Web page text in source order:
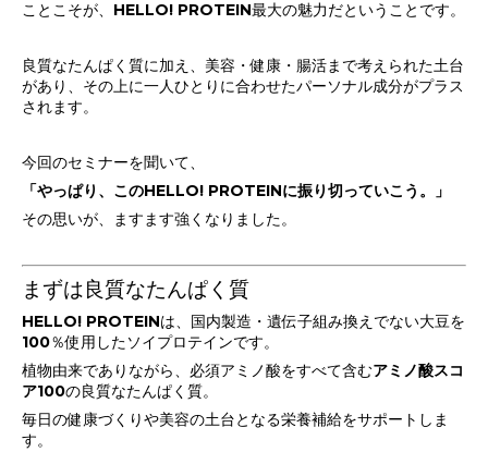
ことこそが、HELLO! PROTEIN最大の魅力だということです。
良質なたんぱく質に加え、美容・健康・腸活まで考えられた土台
があり、その上に一人ひとりに合わせたパーソナル成分がプラス
されます。
今回のセミナーを聞いて、
「やっぱり、このHELLO! PROTEINに振り切っていこう。」
その思いが、ますます強くなりました。
まずは良質なたんぱく質
HELLO! PROTEINは、国内製造・遺伝子組み換えでない大豆を
100％使用したソイプロテインです。
植物由来でありながら、必須アミノ酸をすべて含むアミノ酸スコ
ア100の良質なたんぱく質。
毎日の健康づくりや美容の土台となる栄養補給をサポートしま
す。